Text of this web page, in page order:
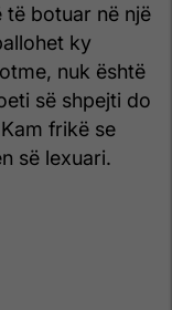
të botuar në një
ky
nuk është
së shpejti do
frikë se
së lexuari.